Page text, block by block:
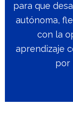
para que
autónoma,
con la
aprendizaje
por